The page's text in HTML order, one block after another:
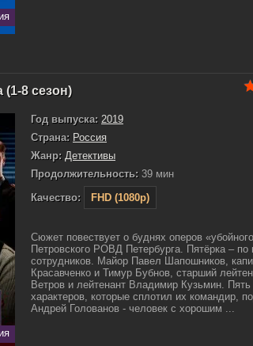
(1-8 сезон)
Год выпуска: 2019
Страна: Россия
Жанр: Детективы
Продолжительность: 39 мин
Качество:
FHD (1080p)
Сюжет повествует о буднях оперов
Петровского РОВД Петербурга. Пятёрка – по
сотрудников. Майор Павел Шапошников,
Красавченко и Тимур Бубнов, старший
Ветров и лейтенант Владимир Кузьмин. Пять
характеров, которые сплотил их командир,
Андрей Голованов - человек с хорошим ...